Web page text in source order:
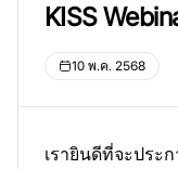
KISS
10 พ.ค. 2568
เรายินดีที่จะประ